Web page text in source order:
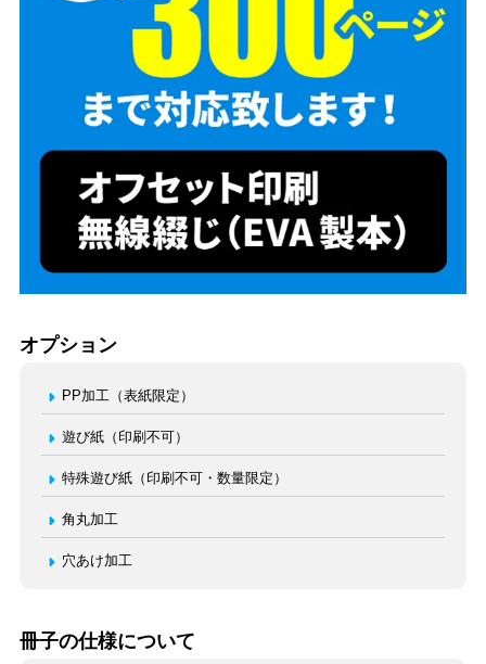
オプション
PP加工（表紙限定）
遊び紙（印刷不可）
特殊遊び紙（印刷不可・数量限定）
角丸加工
穴あけ加工
冊子の仕様について